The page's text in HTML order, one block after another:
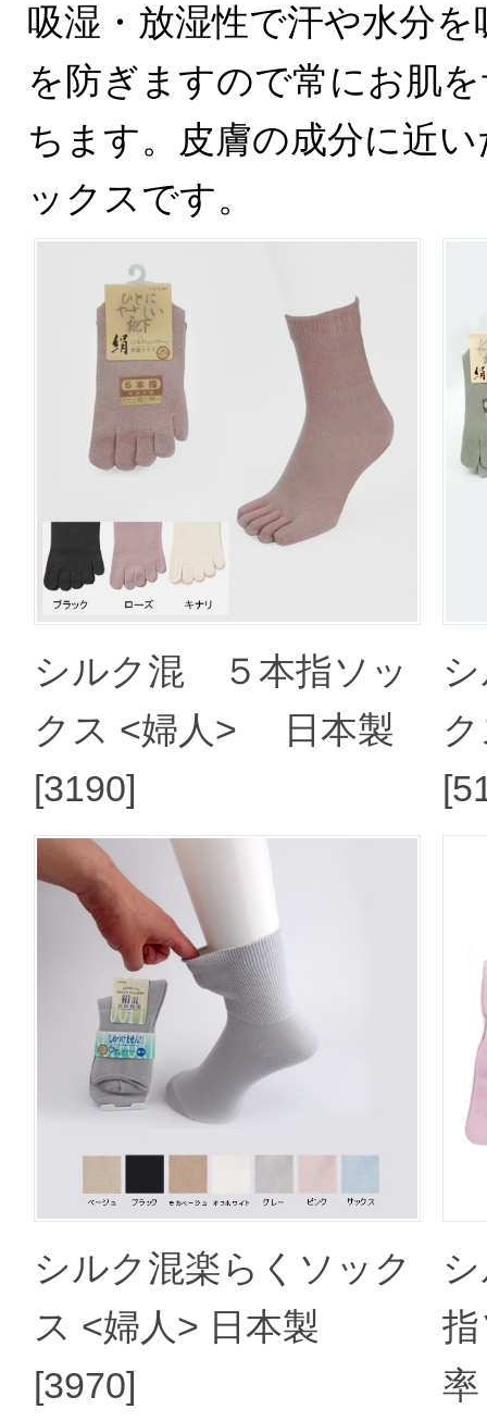
吸湿・放湿性で汗や水分
を防ぎますので常にお肌
ちます。皮膚の成分に近
ックスです。
シルク混 ５本指ソッ
クス <婦人> 日本製
[3190]
シルク混楽らくソック
ス <婦人> 日本製
[3970]